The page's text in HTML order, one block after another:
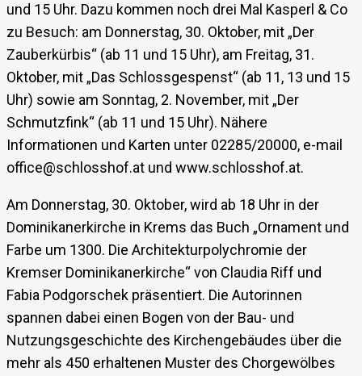
und 15 Uhr. Dazu kommen noch drei Mal Kasperl & Co
zu Besuch: am Donnerstag, 30. Oktober, mit „Der
Zauberkürbis“ (ab 11 und 15 Uhr), am Freitag, 31.
Oktober, mit „Das Schlossgespenst“ (ab 11, 13 und 15
Uhr) sowie am Sonntag, 2. November, mit „Der
Schmutzfink“ (ab 11 und 15 Uhr). Nähere
Informationen und Karten unter 02285/20000, e-mail
office@schlosshof.at und www.schlosshof.at.
Am Donnerstag, 30. Oktober, wird ab 18 Uhr in der
Dominikanerkirche in Krems das Buch „Ornament und
Farbe um 1300. Die Architekturpolychromie der
Kremser Dominikanerkirche“ von Claudia Riff und
Fabia Podgorschek präsentiert. Die Autorinnen
spannen dabei einen Bogen von der Bau- und
Nutzungsgeschichte des Kirchengebäudes über die
mehr als 450 erhaltenen Muster des Chorgewölbes